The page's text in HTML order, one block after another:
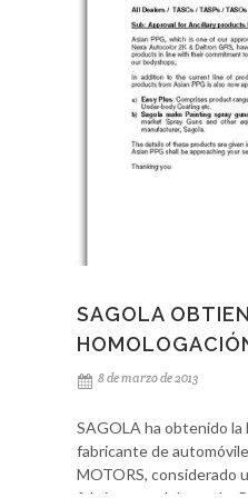
especializadas teórico -
plenamente en que
contribuyen a mejorar
futuras actuaciones de
industrias ante
temas tan importantes
temperado de líneas de
en pistolas y equipos de
SAGOLA
8 de marzo de 2013
SAGOLA ha obtenido la
fabricante de
MOTORS, considerado